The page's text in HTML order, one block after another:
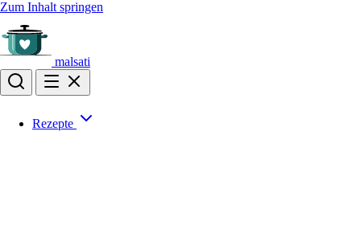
Zum Inhalt springen
malsati
Rezepte